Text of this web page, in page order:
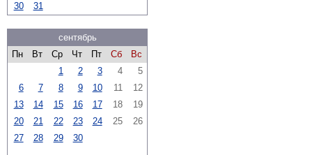
30
31
сентябрь
Пн
Вт Ср Чт Пт Сб
Вс
1
2 3 4
5
6
7 8 9 10 11
12
13
14 15 16 17 18
19
20
21 22 23 24 25
26
27
28 29 30